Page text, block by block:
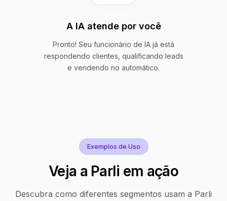
A IA atende por você
Pronto! Seu funcionário de IA já está
respondendo clientes, qualificando leads
e vendendo no automático.
Exemplos de Uso
Veja a Parli em ação
Descubra como diferentes segmentos usam a Parli